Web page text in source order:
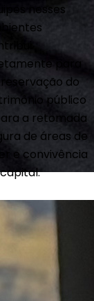
nesses
para
do
público
a retomada
de áreas de
e convivência